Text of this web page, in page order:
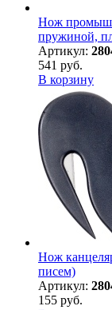
Нож
пружиной,
Артикул:
541 руб.
В корзину
Нож
писем)
Артикул:
155 руб.